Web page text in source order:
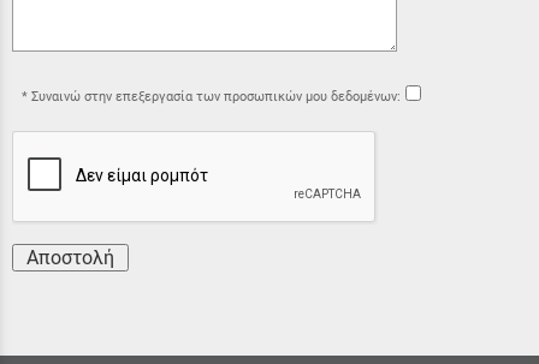
Συναινώ στην επεξεργασία των προσωπικών μου δεδομένων:
Αποστολή